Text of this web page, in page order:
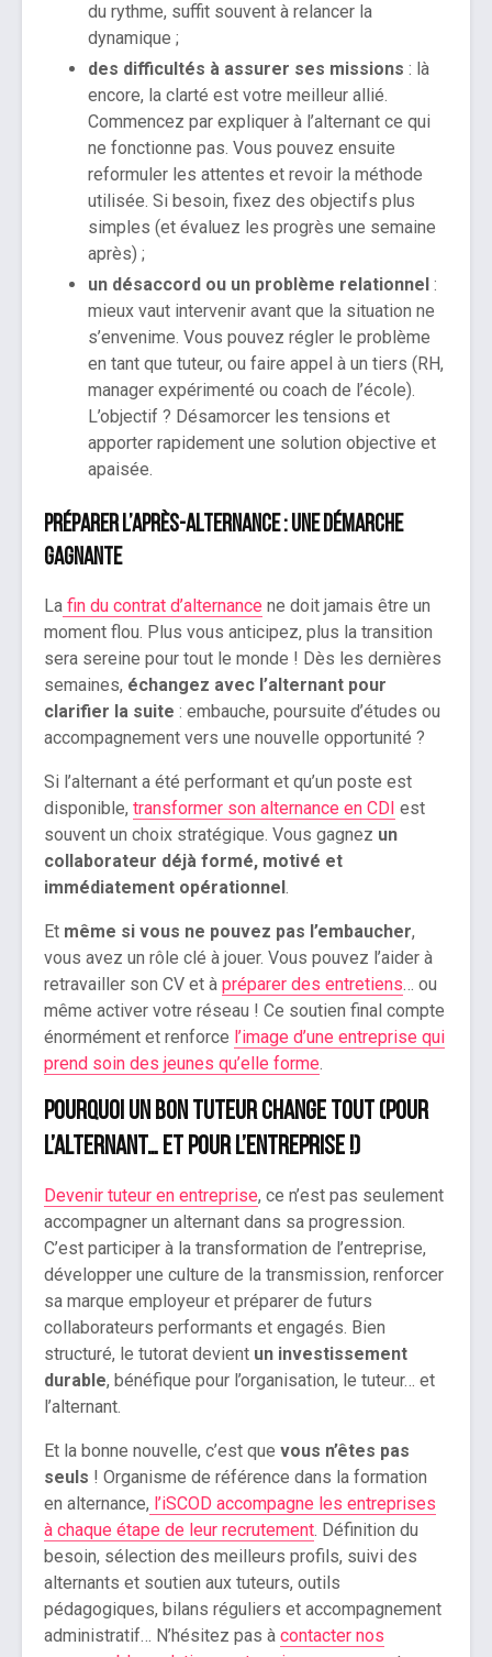
du rythme, suffit souvent à relancer la
dynamique ;
des difficultés à assurer ses missions : là
encore, la clarté est votre meilleur allié.
Commencez par expliquer à l’alternant ce qui
ne fonctionne pas. Vous pouvez ensuite
reformuler les attentes et revoir la méthode
utilisée. Si besoin, fixez des objectifs plus
simples (et évaluez les progrès une semaine
après) ;
un désaccord ou un problème relationnel :
mieux vaut intervenir avant que la situation ne
s’envenime. Vous pouvez régler le problème
en tant que tuteur, ou faire appel à un tiers (RH,
manager expérimenté ou coach de l’école).
L’objectif ? Désamorcer les tensions et
apporter rapidement une solution objective et
apaisée.
Préparer l’après-alternance : une démarche
gagnante
La fin du contrat d’alternance ne doit jamais être un
moment flou. Plus vous anticipez, plus la transition
sera sereine pour tout le monde ! Dès les dernières
semaines, échangez avec l’alternant pour
clarifier la suite : embauche, poursuite d’études ou
accompagnement vers une nouvelle opportunité ?
Si l’alternant a été performant et qu’un poste est
disponible, transformer son alternance en CDI est
souvent un choix stratégique. Vous gagnez un
collaborateur déjà formé, motivé et
immédiatement opérationnel .
Et même si vous ne pouvez pas l’embaucher,
vous avez un rôle clé à jouer. Vous pouvez l’aider à
retravailler son CV et à préparer des entretiens… ou
même activer votre réseau ! Ce soutien final compte
énormément et renforce l’image d’une entreprise qui
prend soin des jeunes qu’elle forme.
Pourquoi un bon tuteur change tout (pour
l’alternant… et pour l’entreprise !)
Devenir tuteur en entreprise, ce n’est pas seulement
accompagner un alternant dans sa progression.
C’est participer à la transformation de l’entreprise,
développer une culture de la transmission, renforcer
sa marque employeur et préparer de futurs
collaborateurs performants et engagés. Bien
structuré, le tutorat devient un investissement
durable, bénéfique pour l’organisation, le tuteur… et
l’alternant.
Et la bonne nouvelle, c’est que vous n’êtes pas
seuls ! Organisme de référence dans la formation
en alternance, l’iSCOD accompagne les entreprises
à chaque étape de leur recrutement. Définition du
besoin, sélection des meilleurs profils, suivi des
alternants et soutien aux tuteurs, outils
pédagogiques, bilans réguliers et accompagnement
administratif… N’hésitez pas à contacter nos